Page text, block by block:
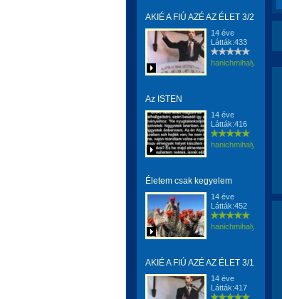
AKIÉ A FIÚ AZÉ AZ ÉLET 3/2
14 éve
Látták:433
hanichmihalyattila
Az ISTEN
14 éve
Látták:416
hanichmihalyattila
Életem csak kegyelem
14 éve
Látták:452
hanichmihalyattila
AKIÉ A FIÚ AZÉ AZ ÉLET 3/1
14 éve
Látták:417